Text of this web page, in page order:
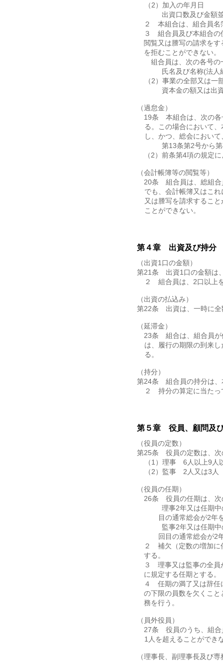
（2）加入の年月日
（3）出資口数及び金額
２ 本組合は、組合員名
３ 組合員及び本組合の
閲覧又は謄写の請求を
を拒むことができない。
４組合員は、次の各号
（1）氏名及び名称(法
（2）事業の全部又は
（3）資本金の額又は
（過怠金）
第19条 本組合は、次の
る。この場合において
し、かつ、総会におい
（1）第13条第2号から
（2）前条第4項の規定
（会計帳簿等の閲覧等）
第20条 組合員は、総組
でも、会計帳簿又はこ
又は謄写を請求するこ
ことができない。
第４章 出資及び持分
（出資1口の金額）
第21条 出資1口の金額は
２ 組合員は、2口以上
（出資の払込み）
第22条 出資は、一時に全
（延滞金）
第23条 組合は、組合員
は、履行の期限の到来
る。
（持分）
第24条 組合員の持分は、
２ 持分の算定に当たっ
第５章 役員、顧問及
（役員の定数）
第25条 役員の定数は、次
（1）理事 6人以上9人
（2）監事 2人又は3人
（役員の任期）
第26条 役員の任期は、
（1）理事2年又は任期
目の通常総会が2年
（2）監事2年又は任期
回目の通常総会が2
２ 補欠（定数の増加に
する。
３ 理事又は監事の全員
に規定する任期とする。
４ 任期の満了又は辞任
の下限の員数を欠くこ
務を行う。
（員外役員）
第27条 役員のうち、組
1人を超えることができ
（理事長、副理事長及び